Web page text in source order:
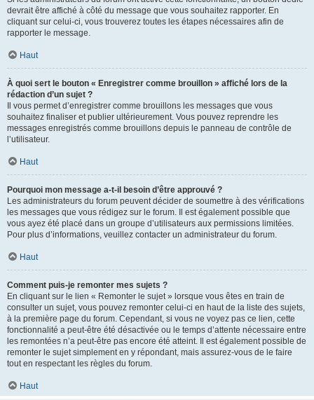
devrait être affiché à côté du message que vous souhaitez rapporter. En
cliquant sur celui-ci, vous trouverez toutes les étapes nécessaires afin de
rapporter le message.
Haut
À quoi sert le bouton « Enregistrer comme brouillon » affiché lors de la
rédaction d’un sujet ?
Il vous permet d’enregistrer comme brouillons les messages que vous
souhaitez finaliser et publier ultérieurement. Vous pouvez reprendre les
messages enregistrés comme brouillons depuis le panneau de contrôle de
l’utilisateur.
Haut
Pourquoi mon message a-t-il besoin d’être approuvé ?
Les administrateurs du forum peuvent décider de soumettre à des vérifications
les messages que vous rédigez sur le forum. Il est également possible que
vous ayez été placé dans un groupe d’utilisateurs aux permissions limitées.
Pour plus d’informations, veuillez contacter un administrateur du forum.
Haut
Comment puis-je remonter mes sujets ?
En cliquant sur le lien « Remonter le sujet » lorsque vous êtes en train de
consulter un sujet, vous pouvez remonter celui-ci en haut de la liste des sujets,
à la première page du forum. Cependant, si vous ne voyez pas ce lien, cette
fonctionnalité a peut-être été désactivée ou le temps d’attente nécessaire entre
les remontées n’a peut-être pas encore été atteint. Il est également possible de
remonter le sujet simplement en y répondant, mais assurez-vous de le faire
tout en respectant les règles du forum.
Haut